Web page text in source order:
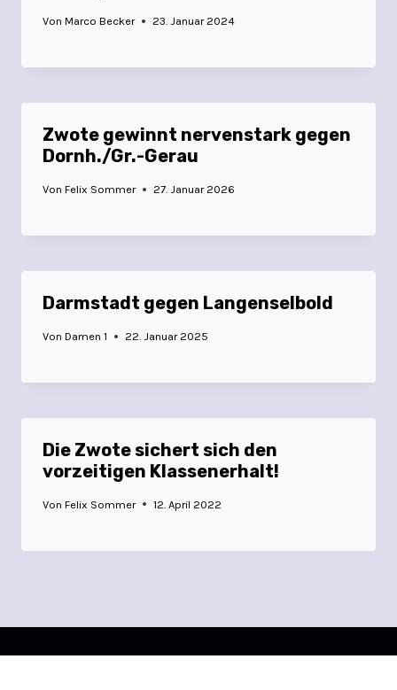
Von Marco Becker 23. Januar 2024
Zwote gewinnt nervenstark gegen
Dornh./Gr.-Gerau
Von Felix Sommer 27. Januar 2026
Darmstadt gegen Langenselbold
Von Damen 1 22. Januar 2025
Die Zwote sichert sich den
vorzeitigen Klassenerhalt!
Von Felix Sommer 12. April 2022